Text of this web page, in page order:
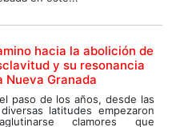
hacia la abolición de
y su resonancia
Nueva Granada
paso de los años, desde las
latitudes empezaron
clamores que